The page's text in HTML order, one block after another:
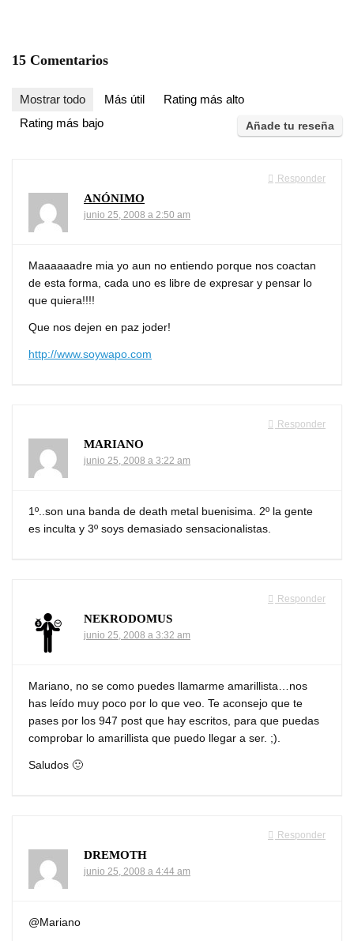
15 Comentarios
Mostrar todo Más útil
Rating más alto
Rating más bajo
Añade tu reseña
Responder
ANÓNIMO
junio 25, 2008 a 2:50 am
Maaaaaadre mia yo aun no entiendo porque nos coactan
de esta forma, cada uno es libre de expresar y pensar lo
que quiera!!!!
Que nos dejen en paz joder!
http://www.soywapo.com
Responder
MARIANO
junio 25, 2008 a 3:22 am
1º..son una banda de death metal buenisima. 2º la gente
es inculta y 3º soys demasiado sensacionalistas.
Responder
NEKRODOMUS
junio 25, 2008 a 3:32 am
Mariano, no se como puedes llamarme amarillista…nos
has leído muy poco por lo que veo. Te aconsejo que te
pases por los 947 post que hay escritos, para que puedas
comprobar lo amarillista que puedo llegar a ser. ;).
Saludos 🙂
Responder
DREMOTH
junio 25, 2008 a 4:44 am
@Mariano